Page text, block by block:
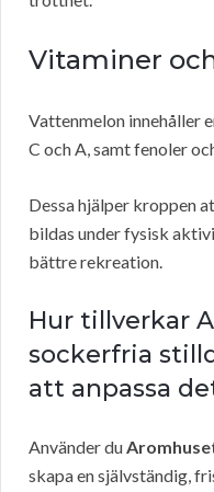
Vitaminer
Vattenmelon innehåller
C och A, samt fenoler
Dessa hjälper kroppen
bildas under fysisk
bättre rekreation.
Hur tillverkar
sockerfria
att anpassa
Använder du
skapa en självständig,